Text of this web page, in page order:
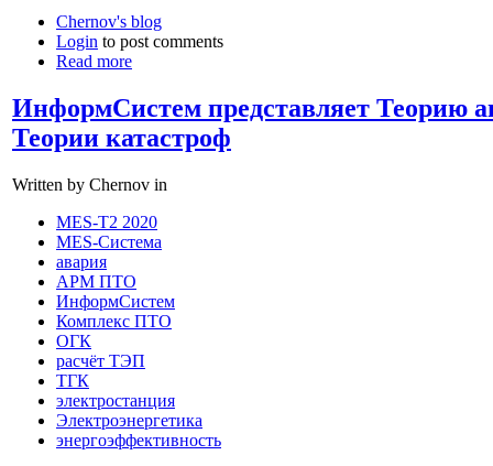
Chernov's blog
Login to post comments
Read more
ИнформСистем представляет Теорию
Теории катастроф
Written by Chernov in
MES-T2 2020
MES-Система
авария
АРМ ПТО
ИнформСистем
Комплекс ПТО
ОГК
расчёт ТЭП
ТГК
электростанция
Электроэнергетика
энергоэффективность